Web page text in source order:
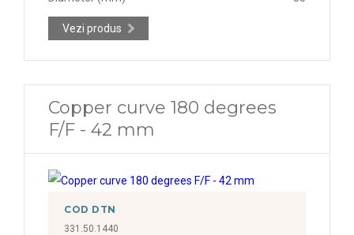
Vezi produs
Copper curve 180 degrees
F/F - 42 mm
COD DTN
331.50.1440